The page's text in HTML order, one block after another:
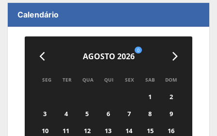
Calendário
AGOSTO 2026
0
SEG TER QUA QUI SEX SAB DOM
1
2
3
4 5 6 7 8
9
10
11 12 13 14 15
16